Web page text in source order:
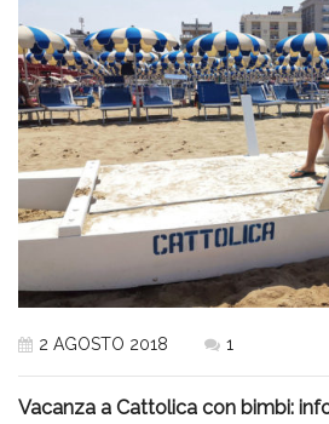
2 AGOSTO 2018 1
Vacanza a Cattolica con bimbi: